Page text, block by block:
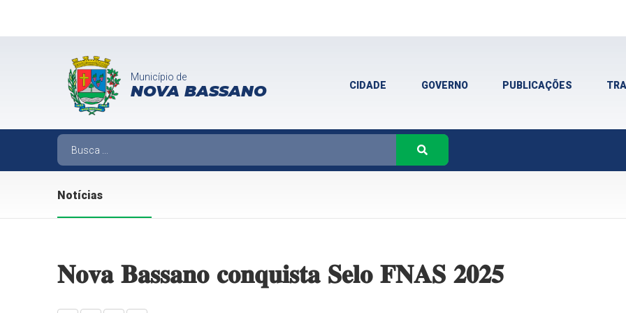
Município de
NOVA BASSANO CIDADE GOVERNO PUBLICAÇÕES
Notícias
𝐍𝐨𝐯𝐚 𝐁𝐚𝐬𝐬𝐚𝐧𝐨 𝐜𝐨𝐧𝐪𝐮𝐢𝐬𝐭𝐚 𝐒𝐞𝐥𝐨 𝐅𝐍𝐀𝐒 𝟐𝟎𝟐𝟓